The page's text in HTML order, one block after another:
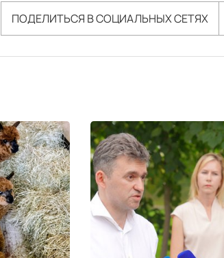
ПОДЕЛИТЬСЯ В СОЦИАЛЬНЫХ СЕТЯХ